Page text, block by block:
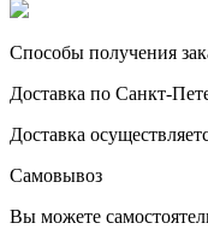
Способы получения
Доставка по Санкт-
Доставка
Самовывоз
Вы можете